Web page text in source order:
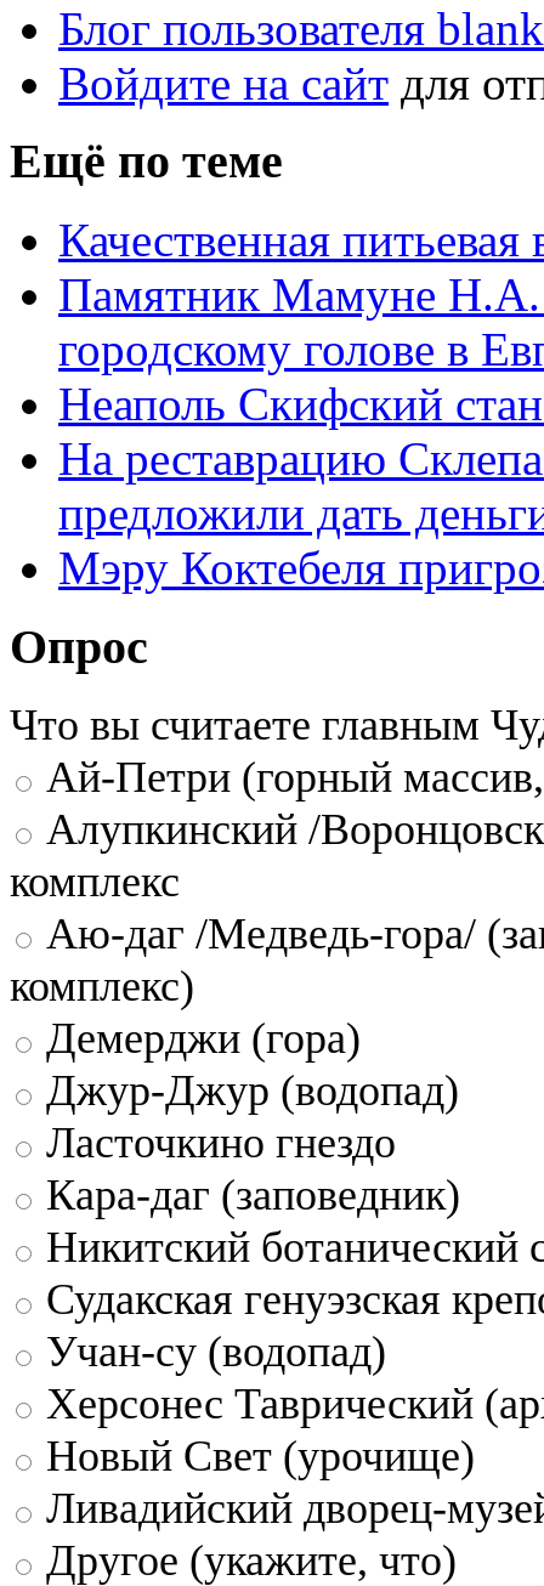
Блог пользователя
Войдите на сайт для
Ещё по теме
Качественная питьевая
Памятник Мамуне Н.А.
городскому голове в
Неаполь Скифский
На реставрацию
предложили дать
Мэру Коктебеля
Опрос
Что вы считаете главным
Ай-Петри (горный
Алупкинский /
комплекс
Аю-даг /Медведь-гора/
комплекс)
Демерджи (гора)
Джур-Джур (водопад)
Ласточкино гнездо
Кара-даг (заповедник)
Никитский ботанический
Судакская генуэзская
Учан-су (водопад)
Херсонес Таврический
Новый Свет (урочище)
Ливадийский дворец-
Другое (укажите, что)